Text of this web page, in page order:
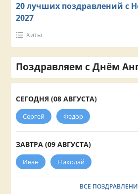
20 лучших поздравлений с
2027
Хиты
Поздравляем с Днём
СЕГОДНЯ (08 АВГУСТА)
Сергей Федор
ЗАВТРА (09 АВГУСТА)
Иван Николай
ВСЕ